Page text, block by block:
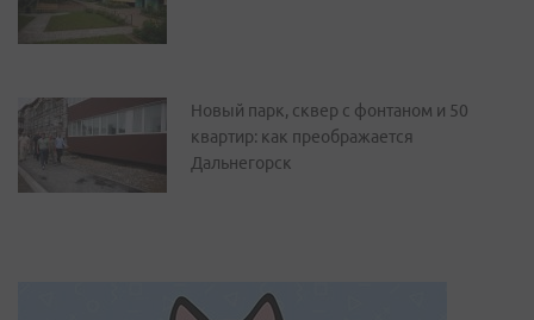
Новый парк, сквер с фонтаном и 50
квартир: как преображается
Дальнегорск